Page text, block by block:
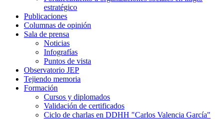
estratégico
Publicaciones
Columnas de opinión
Sala de prensa
Noticias
Infografías
Puntos de vista
Observatorio JEP
Tejiendo memoria
Formación
Cursos y diplomados
Validación de certificados
Ciclo de charlas en DDHH "Carlos Valencia García"